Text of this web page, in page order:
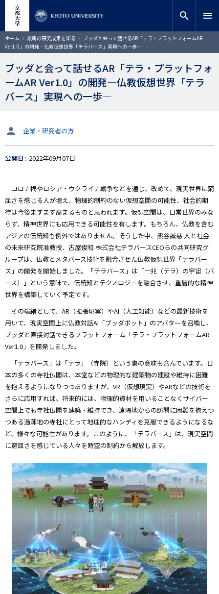
コ
ン
テ
ン
に
動
サイト内検索
検索
search menu
ホーム 最新の研究成果を知る
ブッダと会って話せるAR「テラ・プラットフォームAR
Ver1.0」の開発―仏教仮想世界「テラバース」実現への一歩―
ブッダと会って話せるAR「テラ・プラットフォ
ームAR Ver1.0」の開発―仏教仮想世界「テラ
バース」実現への一歩―
タ
ッ
企業・研究者の方
公開日 2022年09月07日
コロナ禍やロシア・ウクライナ戦争などを通じ、改めて、現実世界に窮
屈さを感じる人が増え、物理的制約のない仮想空間の可能性、社会的期
待は今後ますます高まるものと思われます。仮想空間は、日常世界のみな
らず、精神世界にも応用できる可能性を有します。もちろん、仏教を含む
アジアの伝統知も例外ではありません。そうした中、熊谷誠慈 人と社会
の未来研究院准教授、古屋俊和 株式会社テラバースCEOらの共同研究グ
ループは、仏教とメタバース技術を融合させた仏教仮想世界「テラバー
ス」の開発を開始しました。「テラバース」は「一兆（テラ）の宇宙（バ
ース）」という意味で、伝統知とテクノロジーを融合させ、重層的な精神
世界を構築していく予定です。
その端緒として、AR（拡張現実）やAI（人工知能）などの最新技術を
用いて、現実空間上に仏教対話AI「ブッダボット」のアバターを召喚し、
ブッダと直接対話できるプラットフォーム「テラ・プラットフォームAR
Ver1.0」を開発しました。
「テラバース」は「テラ」（寺院）という裏の意味も含んでいます。日
本の多くの寺社仏閣は、本堂などの物理的な建築物の建設や維持に困難
を抱えるようになりつつありますが、VR（仮想現実）やARなどの技術を
さらに応用すれば、将来的には、物理的資材を用いることなくサイバー
空間上でも寺社仏閣を建築・維持でき、遠隔地からの訪問に困難を抱えつ
つある過疎地の寺社にとって地理的なハンディを克服できるようになるな
ど、様々な可能性があります。このように、「テラバース」は、現実空間
に窮屈さを感じている人々を時空の制約から解放します。